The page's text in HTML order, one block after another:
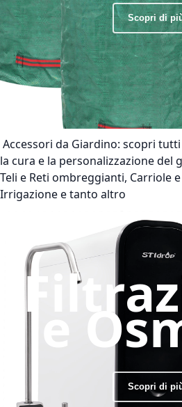
Scopri di
Accessori da Giardino: scopri tutti
la cura e la personalizzazione del
Teli e Reti ombreggianti, Carriole
Irrigazione e tanto altro
e
Scopri di